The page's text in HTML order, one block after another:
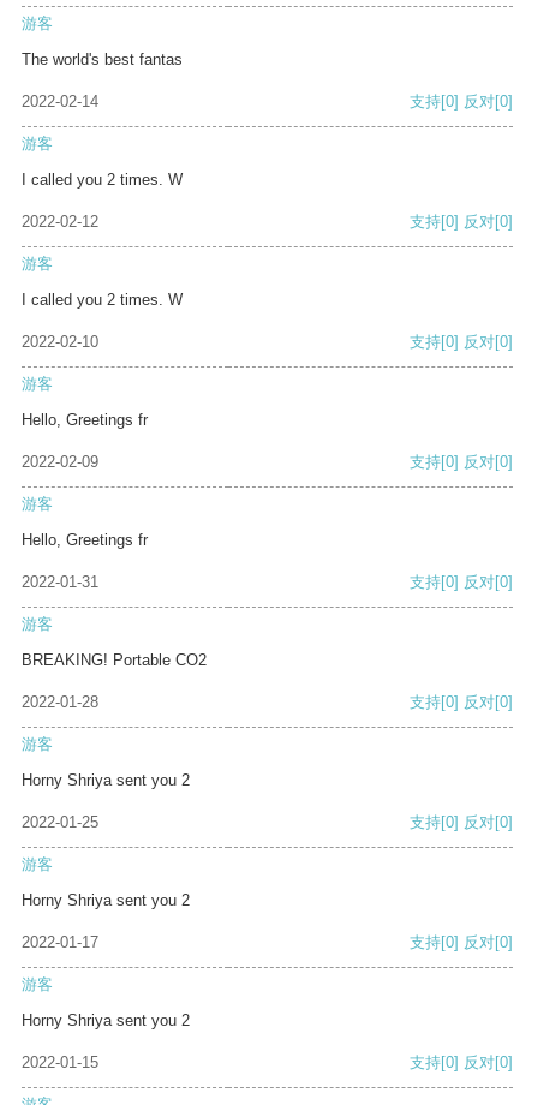
游客
The world's best fantas
2022-02-14 支持[0] 反对[0]
游客
I called you 2 times. W
2022-02-12 支持[0] 反对[0]
游客
I called you 2 times. W
2022-02-10 支持[0] 反对[0]
游客
Hello, Greetings fr
2022-02-09 支持[0] 反对[0]
游客
Hello, Greetings fr
2022-01-31 支持[0] 反对[0]
游客
BREAKING! Portable CO2
2022-01-28 支持[0] 反对[0]
游客
Horny Shriya sent you 2
2022-01-25 支持[0] 反对[0]
游客
Horny Shriya sent you 2
2022-01-17 支持[0] 反对[0]
游客
Horny Shriya sent you 2
2022-01-15 支持[0] 反对[0]